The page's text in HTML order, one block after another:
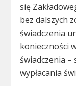
się
bez dalszych
świadczenia
konieczności
świadczenia
wypłacania